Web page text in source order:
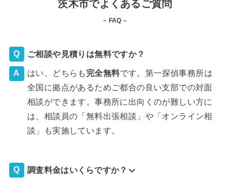
茨木市でよくあるご質問
– FAQ –
ご相談や見積りは無料ですか？
はい、どちらも 完全無料です。第一探偵事務所は
全国に拠点があるためご都合の良い支部での対面
相談ができます。事務所に出向くのが難しい方に
は、相談員の「無料出張相談」や「オンライン相
談」も実施しています。
調査料金はいくらですか？